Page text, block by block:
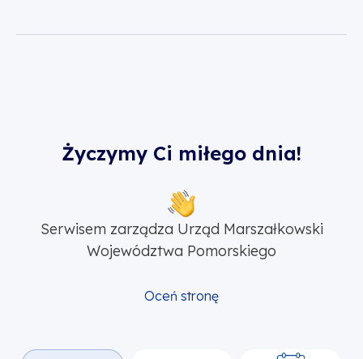
Życzymy Ci miłego dnia!
Serwisem zarządza Urząd Marszałkowski
Województwa Pomorskiego
Oceń stronę